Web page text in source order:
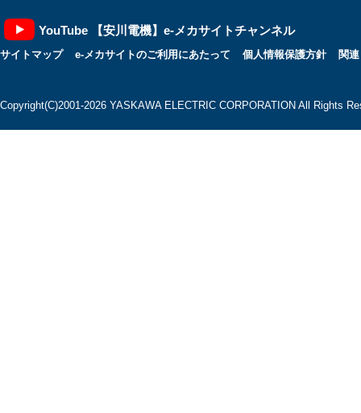
YouTube 【安川電機】e-メカサイトチャンネル
サイトマップ e-メカサイトのご利用にあたって 個人情報保護方針 関
Copyright(C)2001‐2026 YASKAWA ELECTRIC CORPORATION All Rights